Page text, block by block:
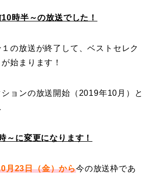
時半～の放送でした！
の放送が終了して、ベストセレク
始まります！
ョンの放送開始（2019年10月）と
～に変更になります！
月23日（金）から今の放送枠であ